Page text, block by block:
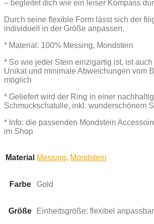
– begleitet dich wie ein leiser Kompass
Durch seine flexible Form lässt sich der
individuell in der Größe anpassen.
* Material: 100% Messing, Mondstein
* So wie jeder Stein einzigartig ist, ist
Unikat und minimale Abweichungen vom
möglich
* Geliefert wird der Ring in einer
Schmuckschatulle, inkl. wunderschönem
* Info: die passenden Mondstein
im Shop
Material Messing, Mondstein
Farbe Gold
Größe Einheitsgröße: flexibel anpassbar